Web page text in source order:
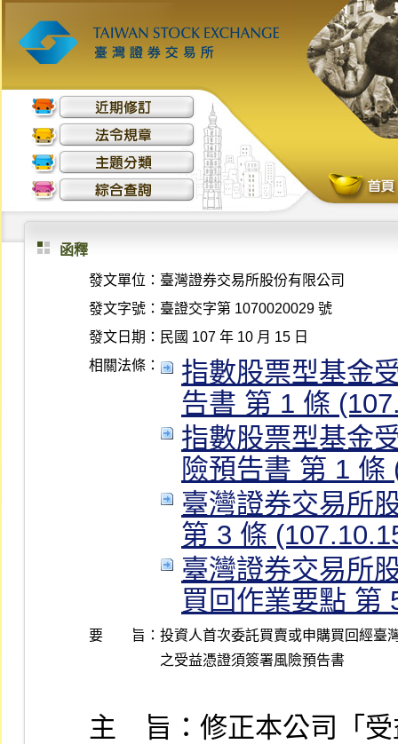
函釋
發文單位： 臺灣證券交易所股份有限公司
發文字號： 臺證交字第 1070020029 號
發文日期： 民國 107 年 10 月 15 日
相關法條：
指數股票型基金
告書 第 1 條
指數股票型基金
險預告書 第 1 條
臺灣證券交易所
第 3 條
臺灣證券交易所
買回作業要點 第
要 旨： 投資人首次委託買賣或申購買回經臺
主    旨：修正本公司「